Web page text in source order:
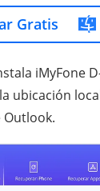
Gratis
iMyFone
ubicación